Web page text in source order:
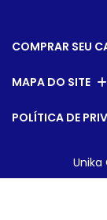
COMPRAR SEU
MAPA DO SITE
POLÍTICA DE